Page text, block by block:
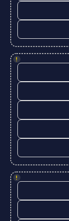
!
!